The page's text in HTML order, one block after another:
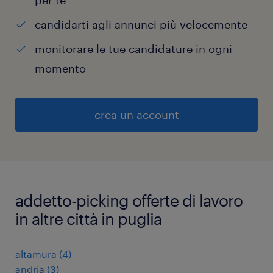
candidarti agli annunci più velocemente
monitorare le tue candidature in ogni
momento
crea un account
addetto-picking offerte di lavoro
in altre città in puglia
altamura (4)
andria (3)